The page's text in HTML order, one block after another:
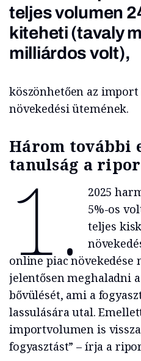
teljes volumen
kiteheti (tavaly
milliárdos volt),
köszönhetően az
növekedési ütemének.
Három további
tanulság a
1.
2025
5%-os
teljes
online piac növekedése
jelentősen meghaladni
bővülését, ami a
lassulására utal.
importvolumen is
fogyasztást” – írja a